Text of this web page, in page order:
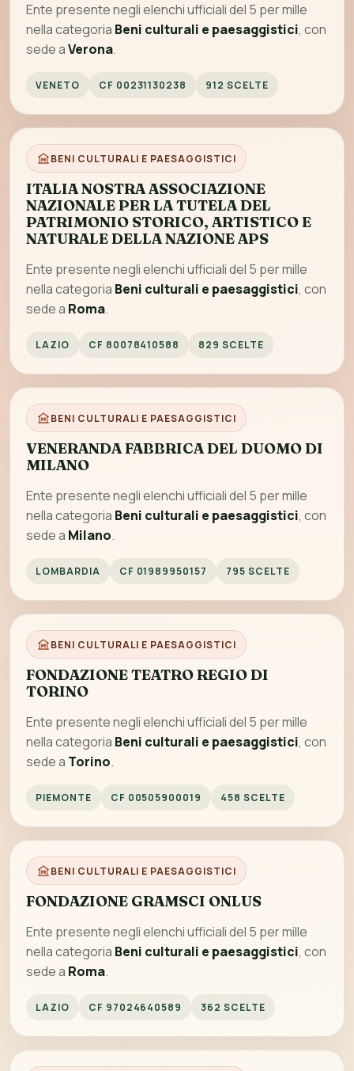
Ente presente negli elenchi ufficiali del 5 per mille
nella categoria Beni culturali e paesaggistici, con
sede aVerona.
VENETO CF 00231130238 912 SCELTE
BENI CULTURALI E PAESAGGISTICI
ITALIA NOSTRA ASSOCIAZIONE
NAZIONALE PER LA TUTELA DEL
PATRIMONIO STORICO, ARTISTICO E
NATURALE DELLA NAZIONE APS
Ente presente negli elenchi ufficiali del 5 per mille
nella categoria Beni culturali e paesaggistici, con
sede a Roma.
LAZIO CF 80078410588 829 SCELTE
BENI CULTURALI E PAESAGGISTICI
VENERANDA FABBRICA DEL DUOMO DI
MILANO
Ente presente negli elenchi ufficiali del 5 per mille
nella categoria Beni culturali e paesaggistici, con
sede a Milano.
LOMBARDIA CF 01989950157 795 SCELTE
BENI CULTURALI E PAESAGGISTICI
FONDAZIONE TEATRO REGIO DI
TORINO
Ente presente negli elenchi ufficiali del 5 per mille
nella categoria Beni culturali e paesaggistici, con
sede a Torino.
PIEMONTE CF 00505900019 458 SCELTE
BENI CULTURALI E PAESAGGISTICI
FONDAZIONE GRAMSCI ONLUS
Ente presente negli elenchi ufficiali del 5 per mille
nella categoria Beni culturali e paesaggistici, con
sede a Roma.
LAZIO CF 97024640589 362 SCELTE